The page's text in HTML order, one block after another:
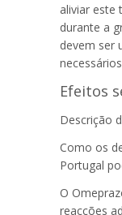
aliviar este
durante a
devem ser
Efeitos
Descrição
Como os
Portugal
O
reacções